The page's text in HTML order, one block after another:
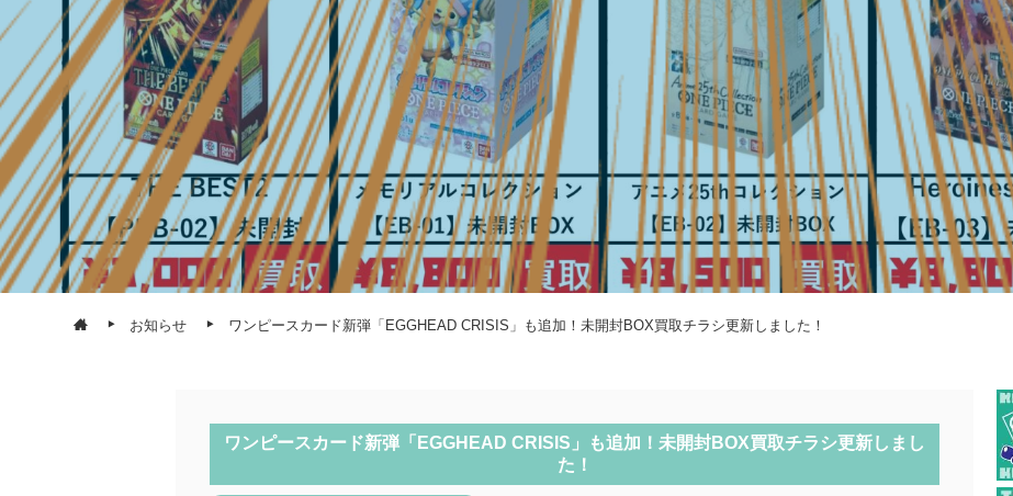
お知らせ ワンピースカード新弾「EGGHEAD CRISIS」も追加！未開封BOX買取チラシ更新しました！
ワンピースカード新弾「EGGHEAD CRISIS」も追加！未開封BOX買取チラシ更新しまし
た！